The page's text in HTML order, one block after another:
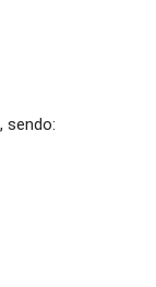
sendo: